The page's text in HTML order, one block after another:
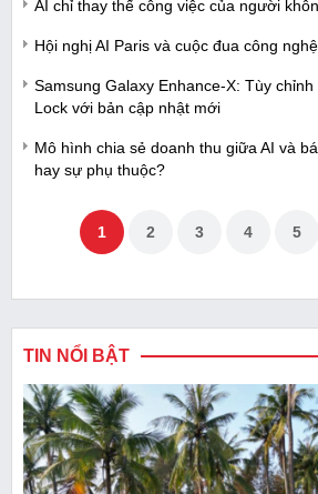
AI chỉ thay thế công việc của người
Hội nghị AI Paris và cuộc đua công
Samsung Galaxy Enhance-X: Tùy
Lock với bản cập nhật mới
Mô hình chia sẻ doanh thu giữa AI và
hay sự phụ thuộc?
1 2 3 4 5
TIN NỔI BẬT